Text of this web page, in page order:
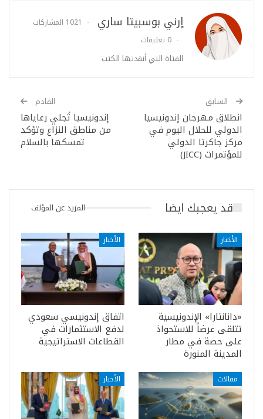
إرني بوسبيتا ساري
1021 المشاركات
0 تعليقات
الفتاة التي أنقدتها الكتب
السابق
انطلاق مهرجان إندونيسيا
الدولي للحلال اليوم في
مركز جاكرتا الدولي
للمؤتمرات (JICC)
القادم
إندونيسيا تُجلي رعاياها
من مناطق النزاع وتؤكد
تمسكها بالسلام
قد يعجبك ايضا المزيد عن المؤلف
الأخبار
«دانانتارا» الإندونيسية
تتلقى عرضاً للاستحواذ
على حصة في مطار
المدينة المنورة
الأخبار
اتفاق إندونيسي سعودي
لدفع الاستثمارات في
القطاعات الاستراتيجية
مقالات الأخبار